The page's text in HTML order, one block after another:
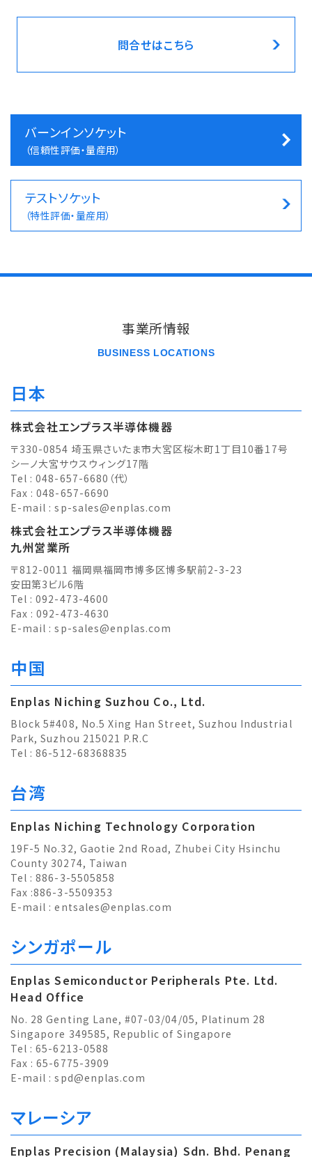
問合せはこちら
バーンインソケット
（信頼性評価・量産用）
テストソケット
（特性評価・量産用）
事業所情報
BUSINESS LOCATIONS
日本
株式会社エンプラス半導体機器
〒330-0854 埼玉県さいたま市大宮区桜木町1丁目10番17号
シーノ大宮サウスウィング17階
Tel : 048-657-6680（代）
Fax : 048-657-6690
E-mail :sp-sales@enplas.com
株式会社エンプラス半導体機器
九州営業所
〒812-0011 福岡県福岡市博多区博多駅前2-3-23
安田第3ビル6階
Tel : 092-473-4600
Fax : 092-473-4630
E-mail :sp-sales@enplas.com
中国
Enplas Niching Suzhou Co., Ltd.
Block 5#408, No.5 Xing Han Street, Suzhou Industrial
Park, Suzhou 215021 P.R.C
Tel : 86-512-68368835
台湾
Enplas Niching Technology Corporation
19F-5 No.32, Gaotie 2nd Road, Zhubei City Hsinchu
County 30274, Taiwan
Tel : 886-3-5505858
Fax :886-3-5509353
E-mail :entsales@enplas.com
シンガポール
Enplas Semiconductor Peripherals Pte. Ltd.
Head Office
No. 28 Genting Lane, #07-03/04/05, Platinum 28
Singapore 349585, Republic of Singapore
Tel : 65-6213-0588
Fax : 65-6775-3909
E-mail :spd@enplas.com
マレーシア
Enplas Precision (Malaysia) Sdn. Bhd. Penang